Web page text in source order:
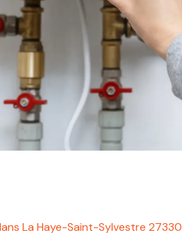
La Haye-Saint-Sylvestre 27330